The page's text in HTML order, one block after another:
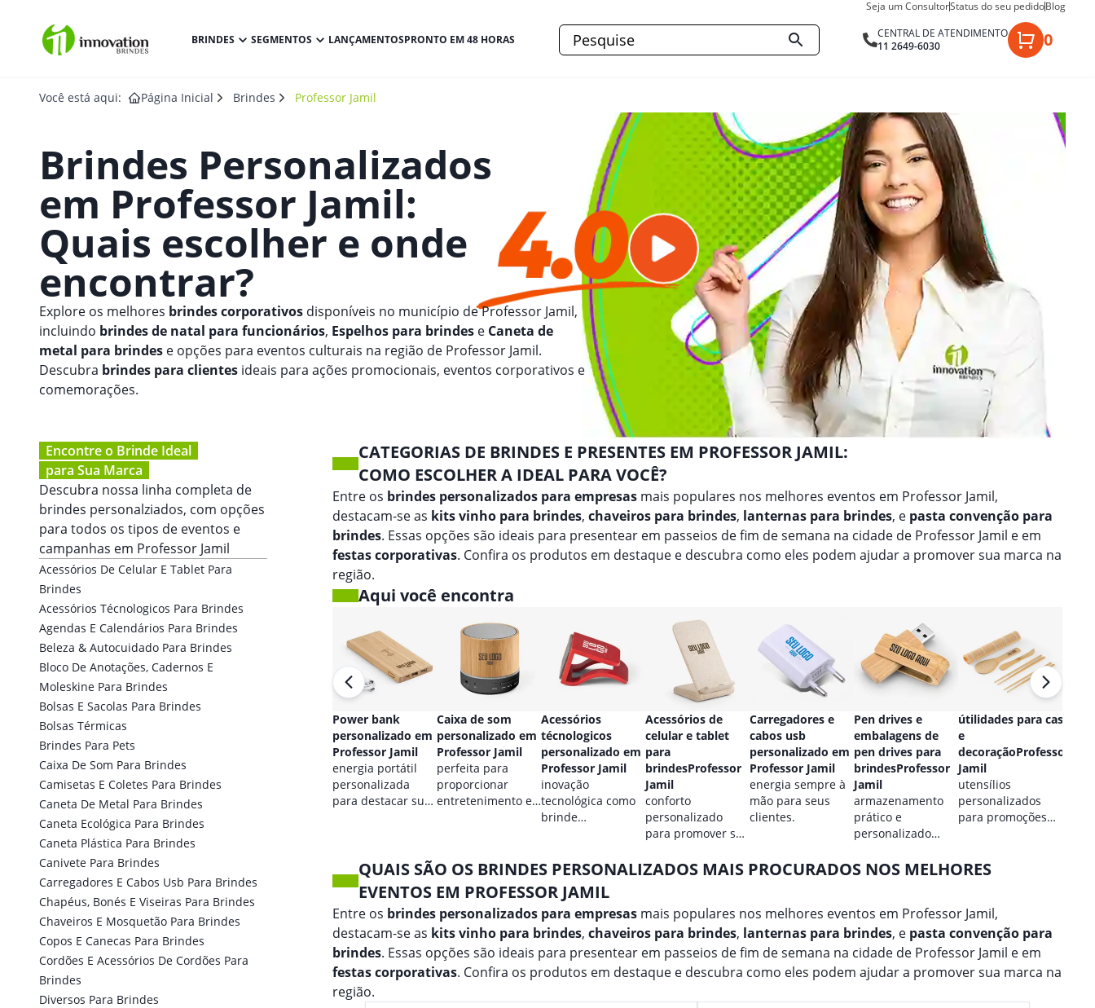
Seja um ConsultorStatus do seu pedidoBlog
BRINDES SEGMENTOS LANÇAMENTOSPRONTO EM 48 HORAS
CENTRAL DE ATENDIMENTO
11 2649-6030
0
Você está aqui: Página Inicial Brindes Professor Jamil
Brindes Personalizados
em Professor Jamil:
Quais escolher e onde
encontrar?
Explore os melhores brindes corporativos disponíveis no município de Professor Jamil,
incluindo brindes de natal para funcionários, Espelhos para brindes e Caneta de
metal para brindes e opções para eventos culturais na região de Professor Jamil.
Descubra brindes para clientes ideais para ações promocionais, eventos corporativos e
comemorações.
Encontre o Brinde Ideal
para Sua Marca
Descubra nossa linha completa de
brindes personalziados, com opções
para todos os tipos de eventos e
campanhas em Professor Jamil
Acessórios De Celular E Tablet Para
Brindes
Acessórios Técnologicos Para Brindes
Agendas E Calendários Para Brindes
Beleza & Autocuidado Para Brindes
Bloco De Anotações, Cadernos E
Moleskine Para Brindes
Bolsas E Sacolas Para Brindes
Bolsas Térmicas
Brindes Para Pets
Caixa De Som Para Brindes
Camisetas E Coletes Para Brindes
Caneta De Metal Para Brindes
Caneta Ecológica Para Brindes
Caneta Plástica Para Brindes
Canivete Para Brindes
Carregadores E Cabos Usb Para Brindes
Chapéus, Bonés E Viseiras Para Brindes
Chaveiros E Mosquetão Para Brindes
Copos E Canecas Para Brindes
Cordões E Acessórios De Cordões Para
Brindes
Diversos Para Brindes
CATEGORIAS DE BRINDES E PRESENTES EM PROFESSOR JAMIL:
COMO ESCOLHER A IDEAL PARA VOCÊ?
Entre os brindes personalizados para empresas mais populares nos melhores eventos em Professor Jamil,
destacam-se as kits vinho para brindes, chaveiros para brindes, lanternas para brindes, e pasta convenção para
brindes. Essas opções são ideais para presentear em passeios de fim de semana na cidade de Professor Jamil e em
festas corporativas. Confira os produtos em destaque e descubra como eles podem ajudar a promover sua marca na
região.
Aqui você encontra
Power bank
personalizado em
Professor Jamil
energia portátil
personalizada
para destacar sua
Caixa de som
personalizado em
Professor Jamil
perfeita para
proporcionar
entretenimento e
Acessórios
técnologicos
personalizado em
Professor Jamil
inovação
tecnológica como
brinde
Acessórios de
celular e tablet
para
brindesProfessor
Jamil
conforto
personalizado
para promover sua
Carregadores e
cabos usb
personalizado em
Professor Jamil
energia sempre à
mão para seus
clientes.
Pen drives e
embalagens de
pen drives para
brindesProfessor
Jamil
armazenamento
prático e
personalizado
útilidades para casa
e
decoraçãoProfessor
Jamil
utensílios
personalizados
para promoções
QUAIS SÃO OS BRINDES PERSONALIZADOS MAIS PROCURADOS NOS MELHORES
EVENTOS EM PROFESSOR JAMIL
Entre os brindes personalizados para empresas mais populares nos melhores eventos em Professor Jamil,
destacam-se as kits vinho para brindes, chaveiros para brindes, lanternas para brindes, e pasta convenção para
brindes. Essas opções são ideais para presentear em passeios de fim de semana na cidade de Professor Jamil e em
festas corporativas. Confira os produtos em destaque e descubra como eles podem ajudar a promover sua marca na
região.